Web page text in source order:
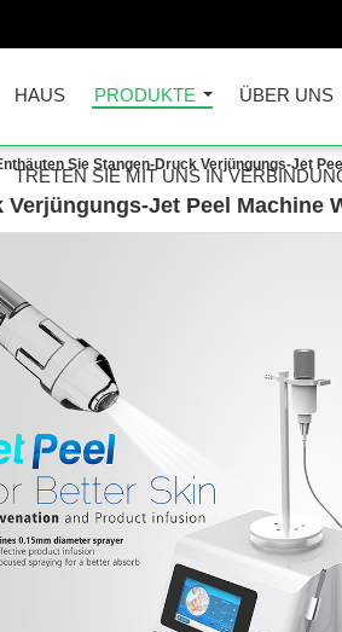
HAUS PRODUKTE ÜBER UNS
TRETEN SIE MIT UNS IN
Sie Stangen-Druck Verjüngungs-Jet
Jet Peel Machine